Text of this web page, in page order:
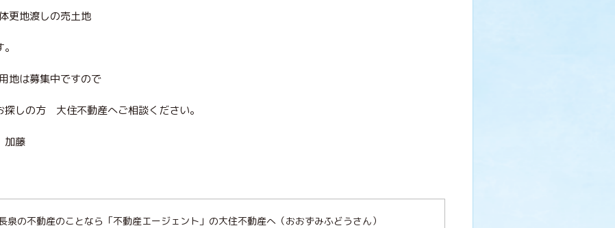
地渡しの売土地
地は募集中ですので
探しの方 大住不動産へご相談ください。
藤
泉の不動産のことなら「不動産エージェント」の大住不動産へ（おおずみふどうさん）